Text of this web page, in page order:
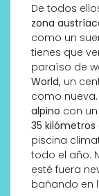
De todos
zona
como un
tienes que
paraíso de
World, un
como
alpino con un
35 kilómetros
piscina
todo el año.
esté fuera
bañando en